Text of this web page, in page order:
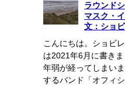
ラウン
マスク・
文：ショビ
こんにちは。ショビ
は2021年6月に書き
年弱が経ってしまい
するバンド「オフィ